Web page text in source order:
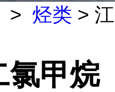
> 烃类 > 江
氯甲烷